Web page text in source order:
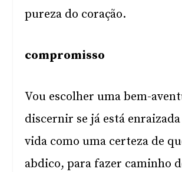
pureza do coração.
compromisso
Vou escolher uma bem-
discernir se já está
vida como uma certeza de
abdico, para fazer caminho